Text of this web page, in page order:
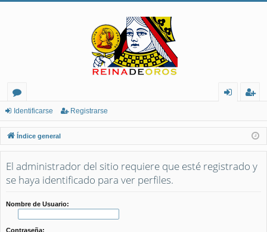
or
os
nt
ifi
ca
ist
ra
rs
Identificarse Registrarse
Índice general
El administrador del sitio requiere que esté registrado y
se haya identificado para ver perfiles.
Nombre de Usuario:
Contraseña: